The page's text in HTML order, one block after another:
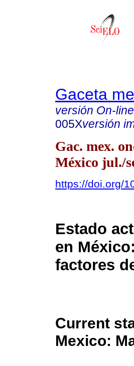
Gaceta
versión On-line
005Xversión
Gac. mex.
México jul./
https://doi.org/
Estado
en
factores
Current
Mexico: